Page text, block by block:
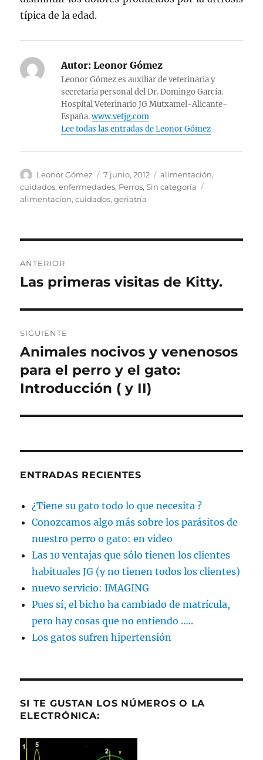
típica de la edad.
Autor: Leonor Gómez
Leonor Gómez es auxiliar de veterinaria y
secretaria personal del Dr. Domingo García.
Hospital Veterinario JG Mutxamel-Alicante-
España.www.vetjg.com
Lee todas las entradas de Leonor Gómez
Autor
Leonor Gómez
Publicado
el
7 junio, 2012 Categorías
alimentación,
cuidados,enfermedades, Perros,Sin categoría
alimentacion,cuidados,geriatría
de
ANTERIOR
Entrada
Las primeras visitas de Kitty.
SIGUIENTE
Entrada
siguiente:
Animales nocivos y venenosos
para el perro y el gato:
Introducción ( y II)
ENTRADAS RECIENTES
¿Tiene su gato todo lo que necesita ?
Conozcamos algo más sobre los parásitos de
nuestro perro o gato: en video
Las 10 ventajas que sólo tienen los clientes
habituales JG (y no tienen todos los clientes)
nuevo servicio: IMAGING
Pues sí, el bicho ha cambiado de matrícula,
pero hay cosas que no entiendo …..
Los gatos sufren hipertensión
SI TE GUSTAN LOS NÚMEROS O LA
ELECTRÓNICA: